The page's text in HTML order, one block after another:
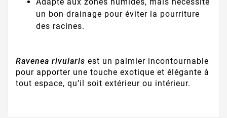
un bon drainage pour éviter la pourriture
des racines.
Ravenea rivularis est un palmier incontournable
pour apporter une touche exotique et élégante à
tout espace, qu’il soit extérieur ou intérieur.